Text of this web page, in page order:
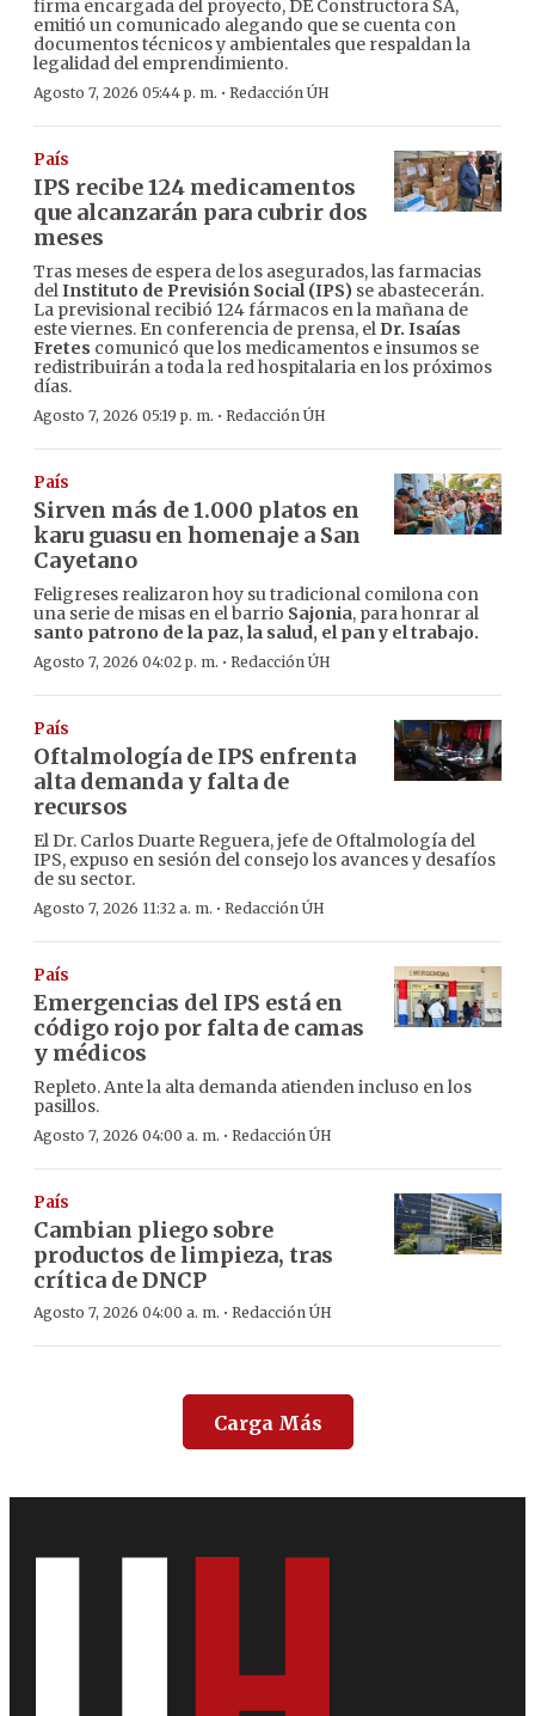
firma encargada del proyecto, DE Constructora SA,
emitió un comunicado alegando que se cuenta con
documentos técnicos y ambientales que respaldan la
legalidad del emprendimiento.
Agosto 7, 2026 05:44 p. m. · Redacción ÚH
País
IPS recibe 124 medicamentos
que alcanzarán para cubrir dos
meses
Tras meses de espera de los asegurados, las farmacias
delInstituto de Previsión Social (IPS) se abastecerán.
La previsional recibió 124 fármacos en la mañana de
este viernes. En conferencia de prensa, el Dr. Isaías
Fretes comunicó que los medicamentos e insumos se
redistribuirán a toda la red hospitalaria en los próximos
días.
Agosto 7, 2026 05:19 p. m. · Redacción ÚH
País
Sirven más de 1.000 platos en
karu guasu en homenaje a San
Cayetano
Feligreses realizaron hoy su tradicional comilona con
una serie de misas en el barrio Sajonia, para honrar al
santo patrono de la paz, la salud, el pan y el trabajo.
Agosto 7, 2026 04:02 p. m. · Redacción ÚH
País
Oftalmología de IPS enfrenta
alta demanda y falta de
recursos
El Dr. Carlos Duarte Reguera, jefe de Oftalmología del
IPS, expuso en sesión del consejo los avances y desafíos
de su sector.
Agosto 7, 2026 11:32 a. m. · Redacción ÚH
País
Emergencias del IPS está en
código rojo por falta de camas
y médicos
Repleto. Ante la alta demanda atienden incluso en los
pasillos.
Agosto 7, 2026 04:00 a. m. · Redacción ÚH
País
Cambian pliego sobre
productos de limpieza, tras
crítica de DNCP
Agosto 7, 2026 04:00 a. m. · Redacción ÚH
Carga Más